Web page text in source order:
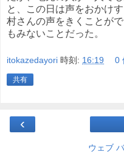
と、この日は声をおかけ
村さんの声をきくことが
もみないことだった。
itokazedayori 時刻: 16:19 0
共有
‹
ウェブ